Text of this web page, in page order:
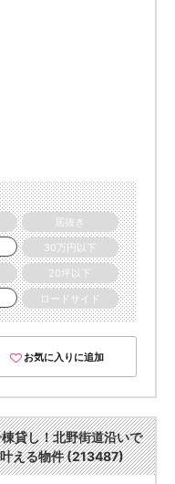
居抜き
30万円以下
20坪以下
ロードサイド
お気に入りに追加
貸し！北野街道沿いで
える物件 (213487)